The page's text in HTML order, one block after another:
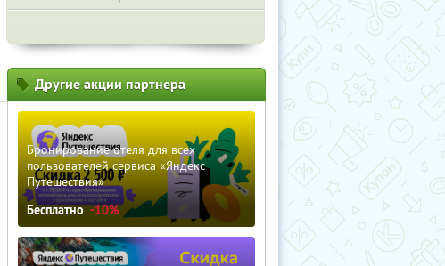
Другие акции партнера
Бронирование отеля для всех
пользователей сервиса «Яндекс
Путешествия»
Бесплатно -10%